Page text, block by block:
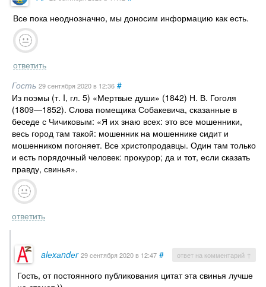
Все пока неоднозначно, мы доносим информацию как есть.
ответить
Гость 29 сентября 2020в 12:36 #
Из поэмы (т. I, гл. 5) «Мертвые души» (1842) Н. В. Гоголя
(1809—1852). Слова помещика Собакевича, сказанные в
беседе с Чичиковым: «Я их знаю всех: это все мошенники,
весь город там такой: мошенник на мошеннике сидит и
мошенником погоняет. Все христопродавцы. Один там только
и есть порядочный человек: прокурор; да и тот, если сказать
правду, свинья».
ответить
alеxаndеr 29 сентября 2020в 12:47 # ответ на комментарий ↑
Гость, от постоянного публикования цитат эта свинья лучше